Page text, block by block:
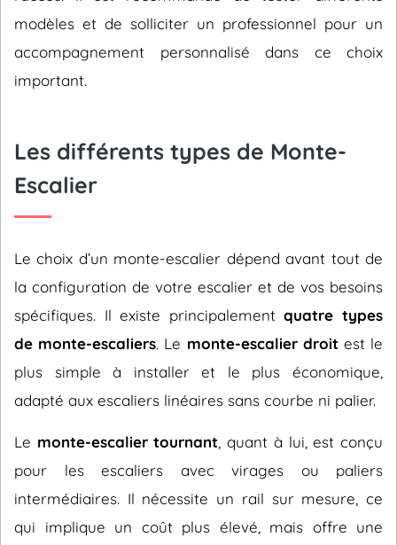
modèles et de solliciter un professionnel pour un
accompagnement personnalisé dans ce choix
important.
Les différents types de Monte-
Escalier
Le choix d’un monte-escalier dépend avant tout de
la configuration de votre escalier et de vos besoins
spécifiques. Il existe principalementquatre types
de monte-escaliers. Le monte-escalier droit est le
plus simple à installer et le plus économique,
adapté aux escaliers linéaires sans courbe ni palier.
Le monte-escalier tournant , quant à lui, est conçu
pour les escaliers avec virages ou paliers
intermédiaires. Il nécessite un rail sur mesure, ce
qui implique un coût plus élevé, mais offre une